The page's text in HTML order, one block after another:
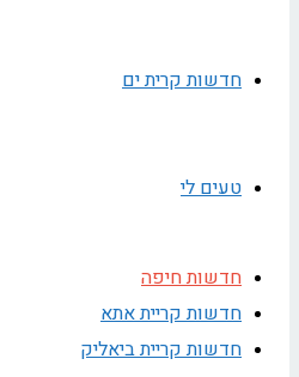
חדשות קרית ים
טעים לי
חדשות חיפה
חדשות קריית אתא
חדשות קריית ביאליק